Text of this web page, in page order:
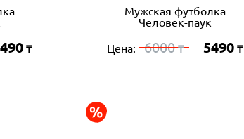
₸
Мужская футболка
Человек-паук
Цена: 6000₸ 5490 ₸